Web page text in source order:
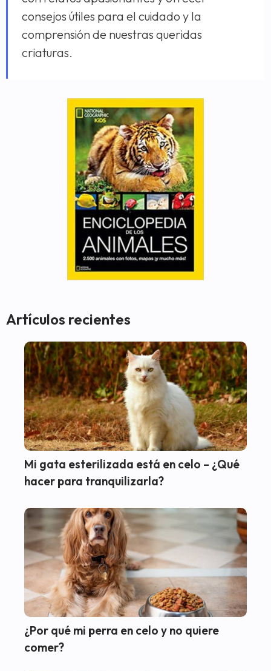
consejos útiles para el cuidado y la
comprensión de nuestras queridas
criaturas.
Artículos recientes
Mi gata esterilizada está en celo – ¿Qué
hacer para tranquilizarla?
¿Por qué mi perra en celo y no quiere
comer?